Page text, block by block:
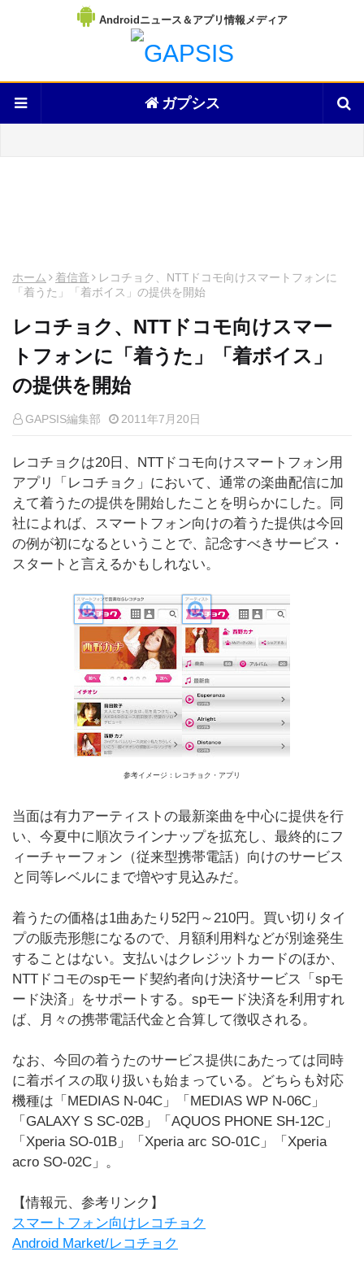
Androidニュース＆アプリ情報メディア
ガプシス
ホーム 着信音
レコチョク、NTTドコモ向けスマートフォンに
「着うた」「着ボイス」の提供を開始
レコチョク、NTTドコモ向けスマー
トフォンに「着うた」「着ボイス」
の提供を開始
GAPSIS編集部 2011年7月20日
レコチョクは20日、NTTドコモ向けスマートフォン用
アプリ「レコチョク」において、通常の楽曲配信に加
えて着うたの提供を開始したことを明らかにした。同
社によれば、スマートフォン向けの着うた提供は今回
の例が初になるということで、記念すべきサービス・
スタートと言えるかもしれない。
参考イメージ：レコチョク・アプリ
当面は有力アーティストの最新楽曲を中心に提供を行
い、今夏中に順次ラインナップを拡充し、最終的にフ
ィーチャーフォン（従来型携帯電話）向けのサービス
と同等レベルにまで増やす見込みだ。
着うたの価格は1曲あたり52円～210円。買い切りタイ
プの販売形態になるので、月額利用料などが別途発生
することはない。支払いはクレジットカードのほか、
NTTドコモのspモード契約者向け決済サービス「spモ
ード決済」をサポートする。spモード決済を利用すれ
ば、月々の携帯電話代金と合算して徴収される。
なお、今回の着うたのサービス提供にあたっては同時
に着ボイスの取り扱いも始まっている。どちらも対応
機種は「MEDIAS N-04C」「MEDIAS WP N-06C」
「GALAXY S SC-02B」「AQUOS PHONE SH-12C」
「Xperia SO-01B」「Xperia arc SO-01C」「Xperia
acro SO-02C」。
【情報元、参考リンク】
スマートフォン向けレコチョク
Android Market/レコチョク